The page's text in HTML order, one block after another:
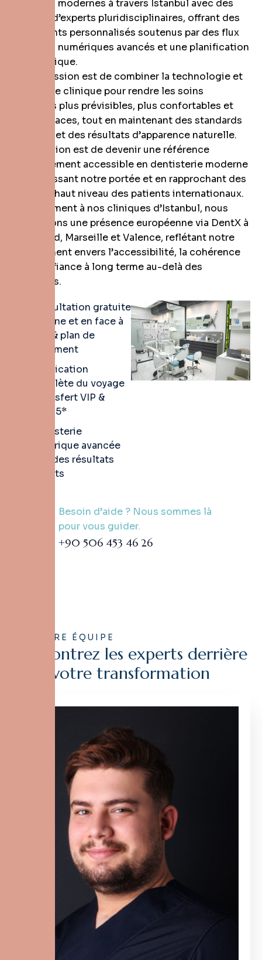
cliniques modernes à travers Istanbul avec des
équipes d’experts pluridisciplinaires, offrant des
traitements personnalisés soutenus par des flux
de travail numériques avancés et une planification
millimétrique.
Notre mission est de combiner la technologie et
l’expertise clinique pour rendre les soins
dentaires plus prévisibles, plus confortables et
plus efficaces, tout en maintenant des standards
premium et des résultats d’apparence naturelle.
Notre vision est de devenir une référence
mondialement accessible en dentisterie moderne
en élargissant notre portée et en rapprochant des
soins de haut niveau des patients internationaux.
Parallèlement à nos cliniques d’Istanbul, nous
maintenons une présence européenne via DentX à
Dortmund, Marseille et Valence, reflétant notre
engagement envers l’accessibilité, la cohérence
et la confiance à long terme au-delà des
frontières.
Consultation gratuite
en ligne et en face à
face & plan de
traitement
Planification
complète du voyage
+ transfert VIP &
hôtel 5*
Dentisterie
numérique avancée
pour des résultats
parfaits
Besoin d’aide ? Nous sommes là
pour vous guider.
+90 506 453 46 26
NOTRE ÉQUIPE
ontrez les experts derrière
votre transformation